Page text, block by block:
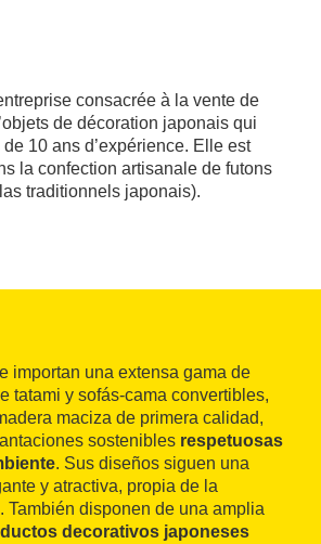
consacrée à la vente de
de décoration japonais qui
10 ans d’expérience. Elle est
la confection artisanale de futons
traditionnels japonais).
importan una extensa gama de
tatami y sofás-cama convertibles,
maciza de primera calidad,
sostenibles respetuosas
. Sus diseños siguen una
y atractiva, propia de la
También disponen de una amplia
decorativos japoneses